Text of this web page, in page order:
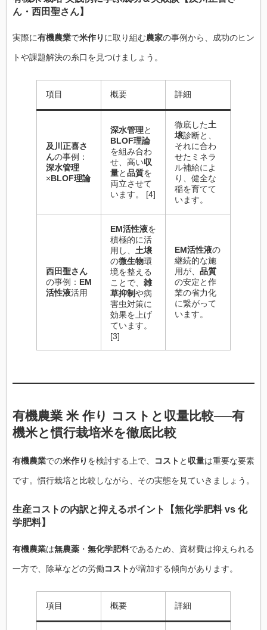
ん ・ 西田聖さん】
実際に有機農業で米作り に取り組む農家の事例から、成功のヒン
トや課題解決の糸口を見つけましょう。
項目 概要 詳細
及川正喜さ
んの事例：
深水管理
×BLOF理論
深水管理と
BLOF理論
を組み合わ
せ、高い収
量と品質を
両立させて
います。 [4]
徹底した土
壌診断と、
それに合わ
せたミネラ
ル補給によ
り、健全な
稲を育てて
います。
西田聖さん
の事例： EM
活性液活用
EM活性液を
積極的に活
用し、 土壌
の微生物環
境を整える
ことで、 雑
草抑制や病
害虫対策に
効果を上げ
ています。
[3]
EM活性液の
継続的な施
用が、 品質
の安定と作
業の省力化
に繋がって
います。
有機農業 米 作り コスト と 収量比較──有
機米と慣行栽培米を徹底比較
有機農業での米作り を検討する上で、 コスト と 収量は重要な要素
です。慣行栽培と比較しながら、その実態を見ていきましょう。
生産コストの内訳と抑えるポイント【無化学肥料vs 化
学肥料】
有機農業は無農薬 ・ 無化学肥料であるため、資材費は抑えられる
一方で、除草などの労働コストが増加する傾向があります。
項目 概要 詳細